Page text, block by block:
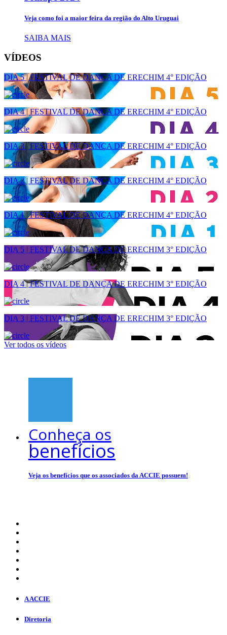
Veja como foi a maior feira da região do Alto Uruguai
SAIBA MAIS
VÍDEOS
DIA 5 | FESTIVAL DE DANÇA DE ERECHIM 4° EDIÇÃO
DIA 4 | FESTIVAL DE DANÇA DE ERECHIM 4° EDIÇÃO
DIA 3 | FESTIVAL DE DANÇA DE ERECHIM 4° EDIÇÃO
DIA 2 | FESTIVAL DE DANÇA DE ERECHIM 4° EDIÇÃO
DIA 1 | FESTIVAL DE DANÇA DE ERECHIM 4° EDIÇÃO
DIA 5 | FESTIVAL DE DANÇA DE ERECHIM 3° EDIÇÃO
DIA 4 | FESTIVAL DE DANÇA DE ERECHIM 3° EDIÇÃO
DIA 3 | FESTIVAL DE DANÇA DE ERECHIM 3° EDIÇÃO
Ver todos os vídeos
Conheça os
benefícios
Veja os benefícios que os associados da ACCIE possuem!
A ACCIE
Diretoria